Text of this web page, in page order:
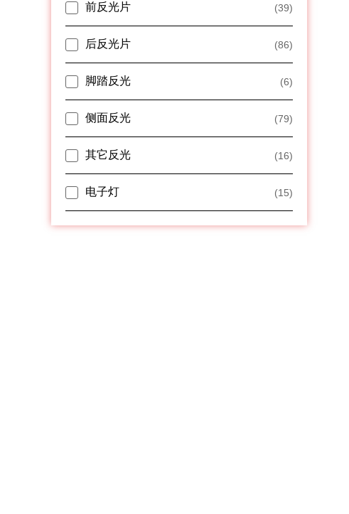
前反光片 (39)
后反光片 (86)
脚踏反光 (6)
侧面反光 (79)
其它反光 (16)
电子灯 (15)